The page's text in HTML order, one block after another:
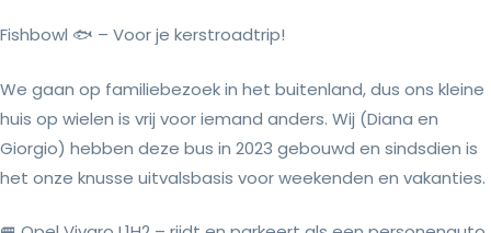
Fishbowl 🐟 – Voor je kerstroadtrip!
We gaan op familiebezoek in het buitenland, dus ons kleine
huis op wielen is vrij voor iemand anders. Wij (Diana en
Giorgio) hebben deze bus in 2023 gebouwd en sindsdien is
het onze knusse uitvalsbasis voor weekenden en vakanties.